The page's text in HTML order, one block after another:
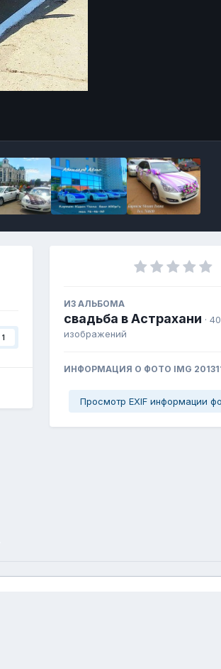
1
ИЗ АЛЬБОМА
свадьба в Астрахани · 40
изображений
ИНФОРМАЦИЯ О ФОТО IMG
Просмотр EXIF информации